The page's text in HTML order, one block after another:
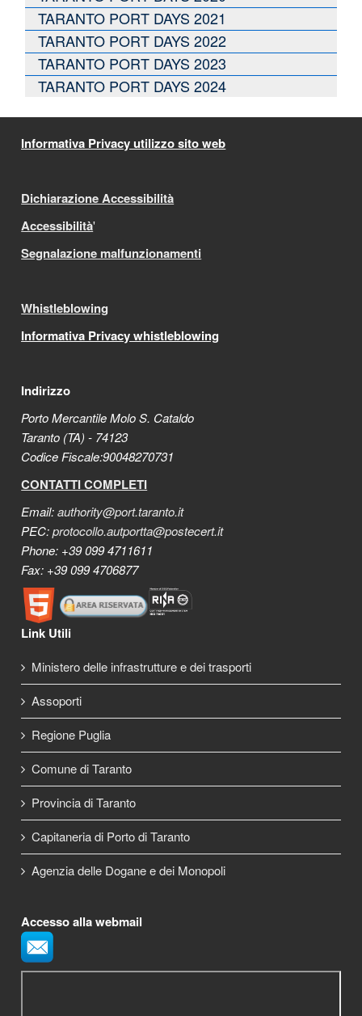
TARANTO PORT DAYS 2021
TARANTO PORT DAYS 2022
TARANTO PORT DAYS 2023
TARANTO PORT DAYS 2024
Informativa Privacy utilizzo sito web
Dichiarazione Accessibilità
Accessibilità'
Segnalazione malfunzionamenti
Whistleblowing
Informativa Privacy whistleblowing
Indirizzo
Porto Mercantile Molo S. Cataldo
Taranto (TA) - 74123
Codice Fiscale:90048270731
CONTATTI COMPLETI
Email:authority@port.taranto.it
PEC:protocollo.autportta@postecert.it
Phone: +39 099 4711611
Fax: +39 099 4706877
Link Utili
Ministero delle infrastrutture e dei trasporti
Assoporti
Regione Puglia
Comune di Taranto
Provincia di Taranto
Capitaneria di Porto di Taranto
Agenzia delle Dogane e dei Monopoli
Accesso alla webmail